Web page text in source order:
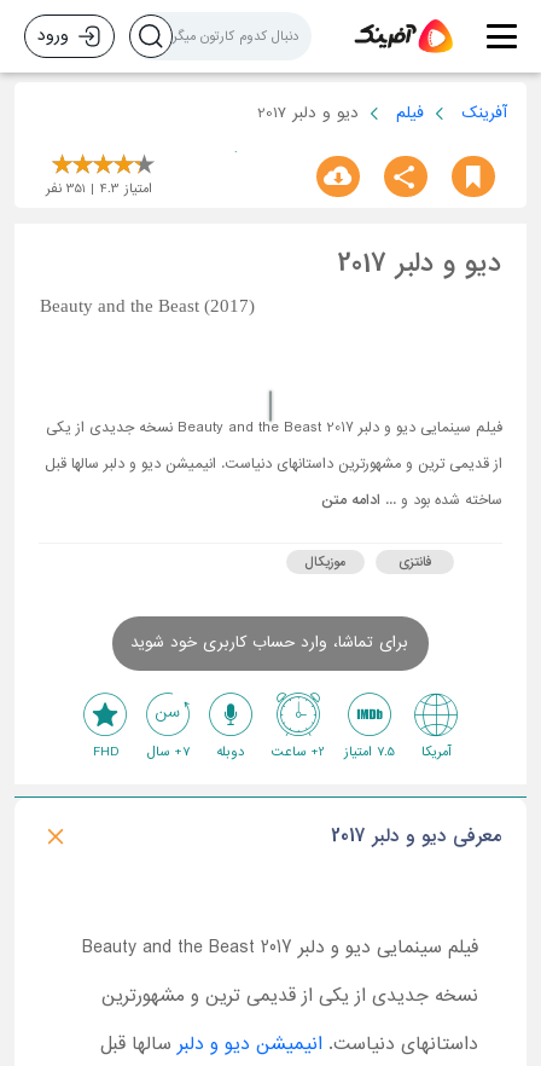
ورود
آفرینک فیلم دیو و دلبر 2017
امتیاز 4.3
351 نفر
دیو و دلبر 2017
Beauty and the Beast (2017)
فیلم سینمایی دیو و دلبر 2017 Beauty and the Beast نسخه جدیدی از یکی
از قدیمی ترین و مشهورترین داستانهای دنیاست. انیمیشن دیو و دلبر سالها قبل
ساخته شده بود و ... ادامه متن
فانتزی موزیکال
برای تماشا، وارد حساب کاربری خود شوید
آمریکا 7.5 امتیاز 2+ ساعت دوبله 7+ سال FHD
معرفی دیو و دلبر 2017
فیلم سینمایی دیو و دلبر 2017 Beauty and the Beast
نسخه جدیدی از یکی از قدیمی ترین و مشهورترین
داستانهای دنیاست. انیمیشن دیو و دلبر سالها قبل